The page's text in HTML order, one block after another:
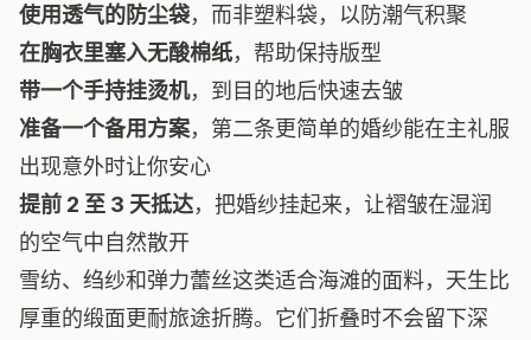
使用透气的防尘袋，而非塑料袋，以防潮气积聚
在胸衣里塞入无酸棉纸，帮助保持版型
带一个手持挂烫机，到目的地后快速去皱
准备一个备用方案，第二条更简单的婚纱能在主礼服
出现意外时让你安心
提前 2 至 3 天抵达，把婚纱挂起来，让褶皱在湿润
的空气中自然散开
雪纺、绉纱和弹力蕾丝这类适合海滩的面料，天生比
厚重的缎面更耐旅途折腾。它们折叠时不会留下深